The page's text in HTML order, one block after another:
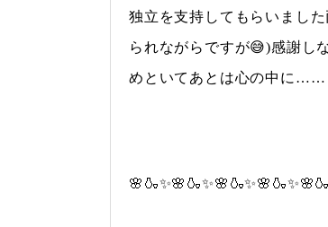
独立を支持してもらいまし
られながらですが😅)感謝し
めといてあとは心の中に